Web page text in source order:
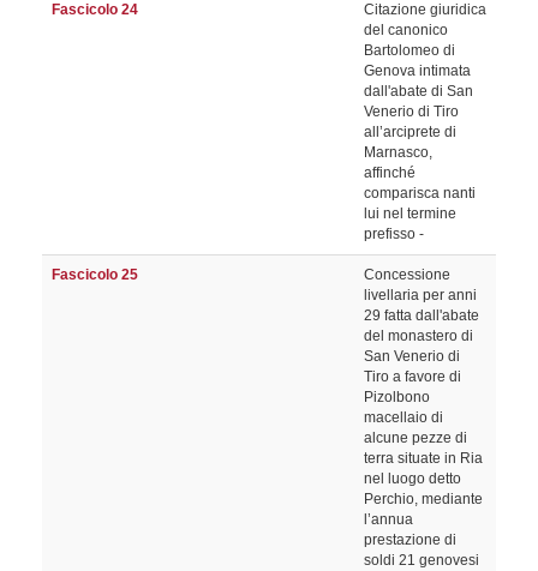
Fascicolo 24
Citazione giuridica
del canonico
Bartolomeo di
Genova intimata
dall'abate di San
Venerio di Tiro
all’arciprete di
Marnasco,
affinché
comparisca nanti
lui nel termine
prefisso -
Fascicolo 25
Concessione
livellaria per anni
29 fatta dall'abate
del monastero di
San Venerio di
Tiro a favore di
Pizolbono
macellaio di
alcune pezze di
terra situate in Ria
nel luogo detto
Perchio, mediante
l’annua
prestazione di
soldi 21 genovesi